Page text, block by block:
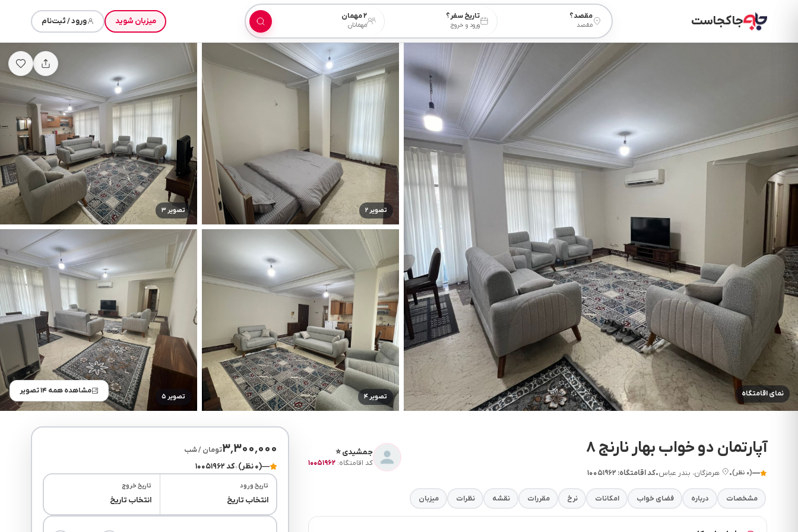
جاکجاست مقصد؟
مقصد
تاریخ سفر؟
ورود و خروج
۲ مهمان
مهمانان میزبان شوید ورود / ثبت‌نام
نمای اقامتگاه
تصویر ۲ تصویر ۳
تصویر ۴ تصویر ۵
مشاهده همه ۱۴ تصویر
آپارتمان دو خواب بهار نارنج 8
—(۰ نظر) • هرمزگان، بندر عباس•کد اقامتگاه: ۱۰۰۵۱۹۶۲
جمشیدی ⭐
کد اقامتگاه:۱۰۰۵۱۹۶۲
مشخصات درباره فضای خواب امکانات نرخ مقررات نقشه نظرات میزبان
۳٬۳۰۰٬۰۰۰تومان / شب
—(۰ نظر) •کد ۱۰۰۵۱۹۶۲
تاریخ ورود
انتخاب تاریخ
تاریخ خروج
انتخاب تاریخ